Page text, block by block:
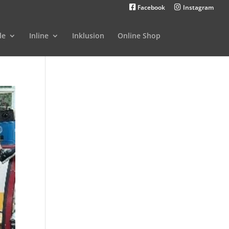
Facebook Instagram
Inline Inklusion Online Shop